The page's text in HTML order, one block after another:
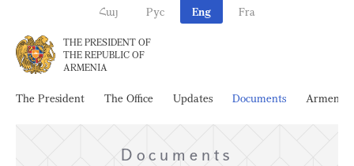
Հայ Рус Eng Fra
THE PRESIDENT OF
THE REPUBLIC OF
ARMENIA
The President The Office Updates Documents Armenia
Documents